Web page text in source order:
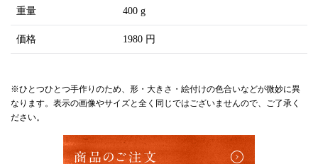
重量 400 g
価格 1980 円
※ひとつひとつ手作りのため、形・大きさ・絵付けの色合いなどが微妙に異
なります。表示の画像やサイズと全く同じではございませんので、ご了承く
ださい。
商品のご注文